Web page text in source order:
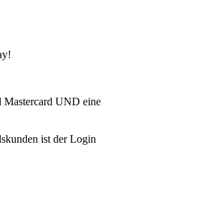
Mastercard UND eine
ist der Login